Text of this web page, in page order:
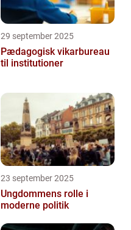
29 september 2025
Pædagogisk vikarbureau
til institutioner
23 september 2025
Ungdommens rolle i
moderne politik